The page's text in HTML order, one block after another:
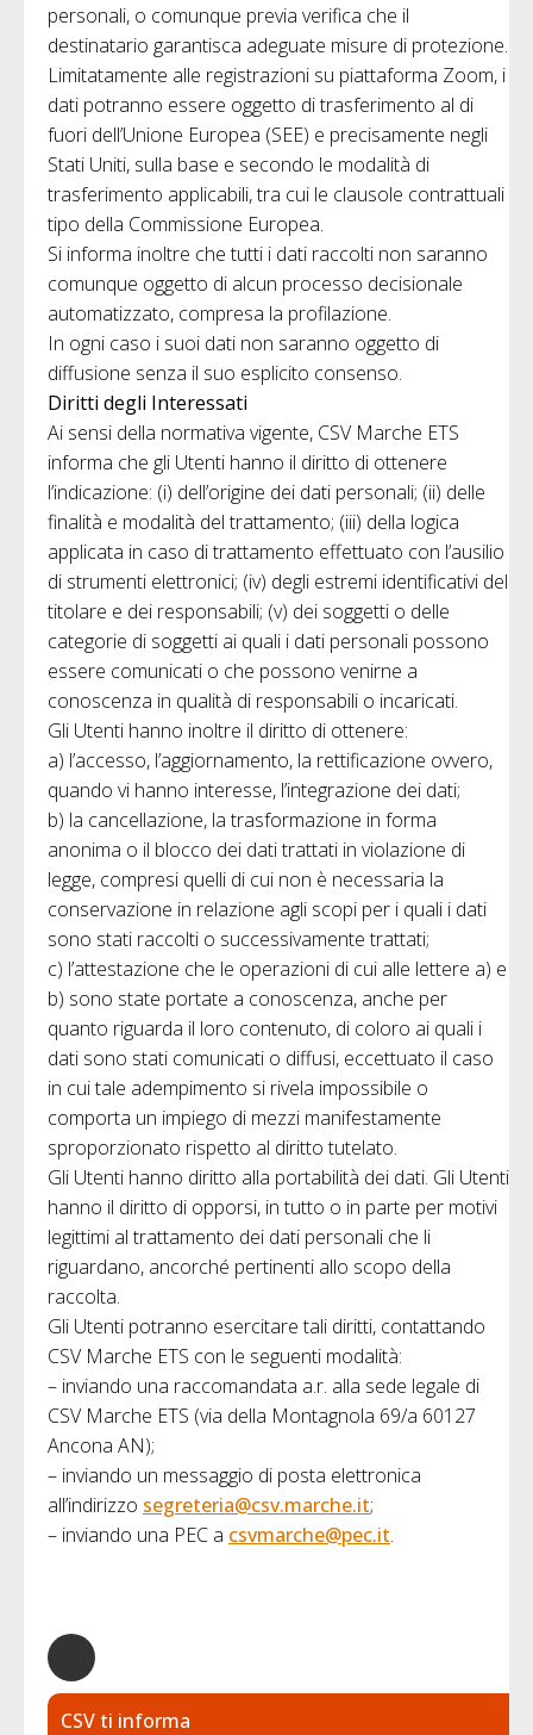
personali, o comunque previa verifica che il
destinatario garantisca adeguate misure di protezione.
Limitatamente alle registrazioni su piattaforma Zoom, i
dati potranno essere oggetto di trasferimento al di
fuori dell’Unione Europea (SEE) e precisamente negli
Stati Uniti, sulla base e secondo le modalità di
trasferimento applicabili, tra cui le clausole contrattuali
tipo della Commissione Europea.
Si informa inoltre che tutti i dati raccolti non saranno
comunque oggetto di alcun processo decisionale
automatizzato, compresa la profilazione.
In ogni caso i suoi dati non saranno oggetto di
diffusione senza il suo esplicito consenso.
Diritti degli Interessati
Ai sensi della normativa vigente, CSV Marche ETS
informa che gli Utenti hanno il diritto di ottenere
l’indicazione: (i) dell’origine dei dati personali; (ii) delle
finalità e modalità del trattamento; (iii) della logica
applicata in caso di trattamento effettuato con l’ausilio
di strumenti elettronici; (iv) degli estremi identificativi del
titolare e dei responsabili; (v) dei soggetti o delle
categorie di soggetti ai quali i dati personali possono
essere comunicati o che possono venirne a
conoscenza in qualità di responsabili o incaricati.
Gli Utenti hanno inoltre il diritto di ottenere:
a) l’accesso, l’aggiornamento, la rettificazione ovvero,
quando vi hanno interesse, l’integrazione dei dati;
b) la cancellazione, la trasformazione in forma
anonima o il blocco dei dati trattati in violazione di
legge, compresi quelli di cui non è necessaria la
conservazione in relazione agli scopi per i quali i dati
sono stati raccolti o successivamente trattati;
c) l’attestazione che le operazioni di cui alle lettere a) e
b) sono state portate a conoscenza, anche per
quanto riguarda il loro contenuto, di coloro ai quali i
dati sono stati comunicati o diffusi, eccettuato il caso
in cui tale adempimento si rivela impossibile o
comporta un impiego di mezzi manifestamente
sproporzionato rispetto al diritto tutelato.
Gli Utenti hanno diritto alla portabilità dei dati. Gli Utenti
hanno il diritto di opporsi, in tutto o in parte per motivi
legittimi al trattamento dei dati personali che li
riguardano, ancorché pertinenti allo scopo della
raccolta.
Gli Utenti potranno esercitare tali diritti, contattando
CSV Marche ETS con le seguenti modalità:
– inviando una raccomandata a.r. alla sede legale di
CSV Marche ETS (via della Montagnola 69/a 60127
Ancona AN);
– inviando un messaggio di posta elettronica
all’indirizzo segreteria@csv.marche.it;
– inviando una PEC a csvmarche@pec.it.
CSV ti informa